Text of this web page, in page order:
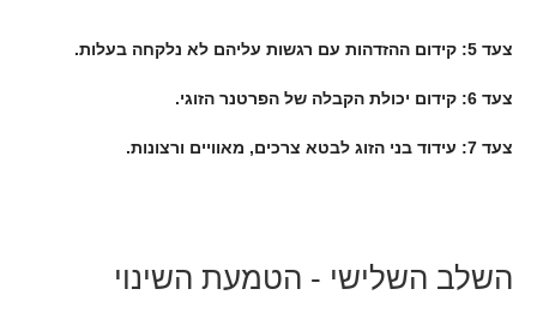
צעד 5: קידום ההזדהות עם רגשות עליהם לא נלקחה בעלות.
צעד 6: קידום יכולת הקבלה של הפרטנר הזוגי.
צעד 7: עידוד בני הזוג לבטא צרכים, מאוויים ורצונות.
השלב השלישי - הטמעת השינוי